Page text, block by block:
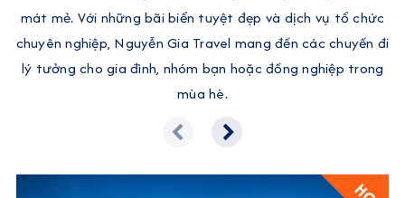
mát mẻ. Với những bãi biển tuyệt đẹp và dịch vụ tổ chức
chuyên nghiệp, Nguyễn Gia Travel mang đến các chuyến đi
lý tưởng cho gia đình, nhóm bạn hoặc đồng nghiệp trong
mùa hè.